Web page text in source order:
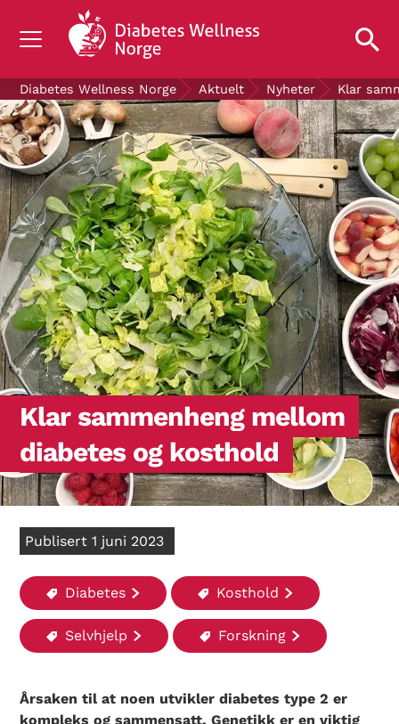
OM DIABETES
STØTT OSS
FORSKNING
AKTUELT
OM OSS
GRATIS DIABETESPRODUKTER
Diabetes Wellness Norge Aktuelt Nyheter Klar
Klar sammenheng mellom
diabetes og kosthold
Publisert 1 juni 2023
Diabetes Kosthold
Selvhjelp Forskning
Årsaken til at noen utvikler diabetes type 2 er
kompleks og sammensatt. Genetikk er en viktig